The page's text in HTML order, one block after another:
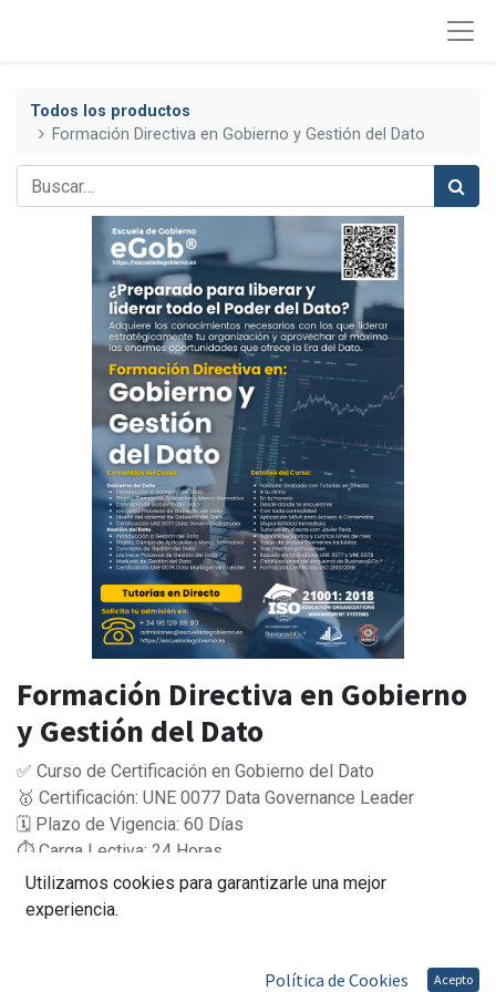
Todos los productos
Formación Directiva en Gobierno y Gestión del Dato
Formación Directiva en Gobierno
y Gestión del Dato
✅ Curso de Certificación en Gobierno del Dato
🥇 Certificación: UNE 0077 Data Governance Leader
🗓 Plazo de Vigencia: 60 Días
⏱ Carga Lectiva: 24 Horas
🔝 Docente: Javier Peris
💻 Tutorías en directo: Segundos y cuartos lunes de mes
Utilizamos cookies para garantizarle una mejor
experiencia.
Política de Cookies Acepto